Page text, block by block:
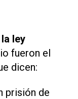
ley
fueron el
dicen:
prisión de